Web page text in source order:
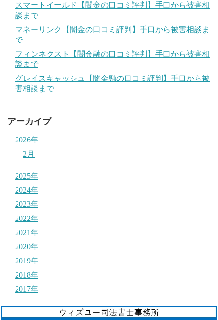
スマートイールド【闇金の口コミ評判】手口から被害相
談まで
マネーリンク【闇金の口コミ評判】手口から被害相談ま
で
フィンネクスト【闇金融の口コミ評判】手口から被害相
談まで
グレイスキャッシュ【闇金融の口コミ評判】手口から被
害相談まで
アーカイブ
2026年
2月
2025年
2024年
2023年
2022年
2021年
2020年
2019年
2018年
2017年